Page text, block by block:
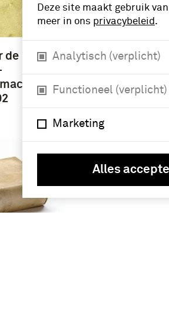
Deze site maakt gebruik
meer in ons privacybeleid.
Analytisch (verplicht)
Functioneel (verplicht)
Marketing
Alles
de